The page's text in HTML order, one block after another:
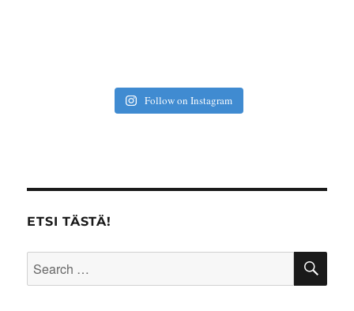
Follow on Instagram
ETSI TÄSTÄ!
Search
for: